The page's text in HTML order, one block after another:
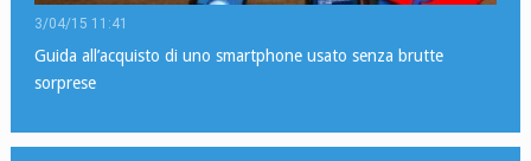
3/04/15 11:41
Guida all’acquisto di uno smartphone usato senza brutte
sorprese